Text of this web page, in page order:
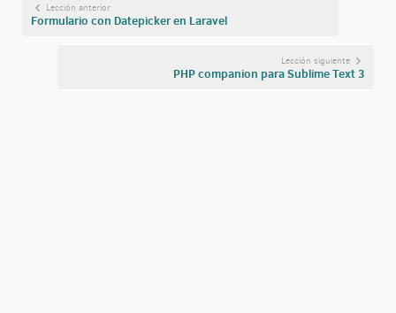
Lección anterior
Formulario con Datepicker en Laravel
Lección siguiente
PHP companion para Sublime Text 3